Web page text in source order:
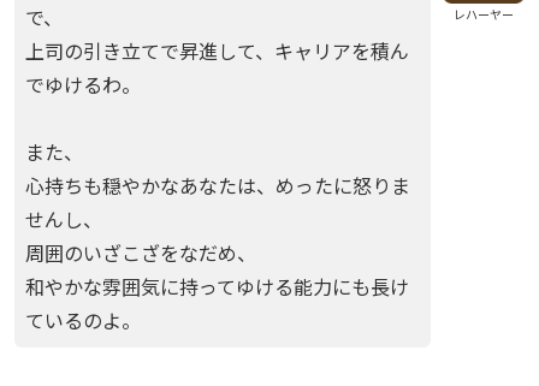
レハーヤー
で、
上司の引き立てで昇進して、キャリアを積ん
でゆけるわ。
また、
心持ちも穏やかなあなたは、めったに怒りま
せんし、
周囲のいざこざをなだめ、
和やかな雰囲気に持ってゆける能力にも長け
ているのよ。